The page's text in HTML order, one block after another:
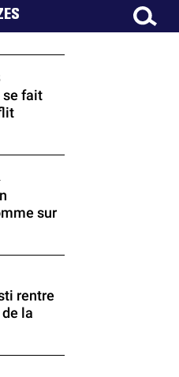
se fait
sur
rentre
la